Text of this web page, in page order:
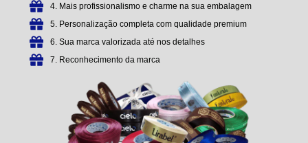
4. Mais profissionalismo e charme na sua embalagem
5. Personalização completa com qualidade premium
6. Sua marca valorizada até nos detalhes
7. Reconhecimento da marca